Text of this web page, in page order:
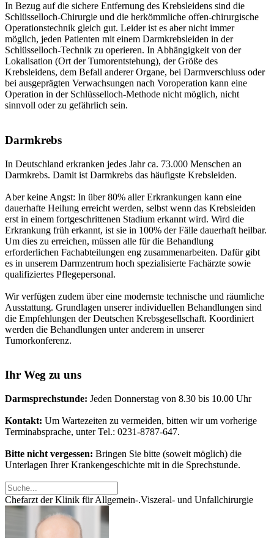
In Bezug auf die sichere Entfernung des Krebsleidens sind die
Schlüsselloch-Chirurgie und die herkömmliche offen-chirurgische
Operationstechnik gleich gut. Leider ist es aber nicht immer
möglich, jeden Patienten mit einem Darmkrebsleiden in der
Schlüsselloch-Technik zu operieren. In Abhängigkeit von der
Lokalisation (Ort der Tumorentstehung), der Größe des
Krebsleidens, dem Befall anderer Organe, bei Darmverschluss oder
bei ausgeprägten Verwachsungen nach Voroperation kann eine
Operation in der Schlüsselloch-Methode nicht möglich, nicht
sinnvoll oder zu gefährlich sein.
Darmkrebs
In Deutschland erkranken jedes Jahr ca. 73.000 Menschen an
Darmkrebs. Damit ist Darmkrebs das häufigste Krebsleiden.
Aber keine Angst: In über 80% aller Erkrankungen kann eine
dauerhafte Heilung erreicht werden, selbst wenn das Krebsleiden
erst in einem fortgeschrittenen Stadium erkannt wird. Wird die
Erkrankung früh erkannt, ist sie in 100% der Fälle dauerhaft heilbar.
Um dies zu erreichen, müssen alle für die Behandlung
erforderlichen Fachabteilungen eng zusammenarbeiten. Dafür gibt
es in unserem Darmzentrum hoch spezialisierte Fachärzte sowie
qualifiziertes Pflegepersonal.
Wir verfügen zudem über eine modernste technische und räumliche
Ausstattung. Grundlagen unserer individuellen Behandlungen sind
die Empfehlungen der Deutschen Krebsgesellschaft. Koordiniert
werden die Behandlungen unter anderem in unserer
Tumorkonferenz.
Ihr Weg zu uns
Darmsprechstunde: Jeden Donnerstag von 8.30 bis 10.00 Uhr
Kontakt: Um Wartezeiten zu vermeiden, bitten wir um vorherige
Terminabsprache, unter Tel.: 0231-8787-647.
Bitte nicht vergessen: Bringen Sie bitte (soweit möglich) die
Unterlagen Ihrer Krankengeschichte mit in die Sprechstunde.
Chefarzt der Klinik für Allgemein-.Viszeral- und Unfallchirurgie